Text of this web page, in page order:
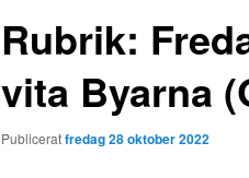
Rubrik:
vita Byarna
Publiceratfredag 28 oktober 2022